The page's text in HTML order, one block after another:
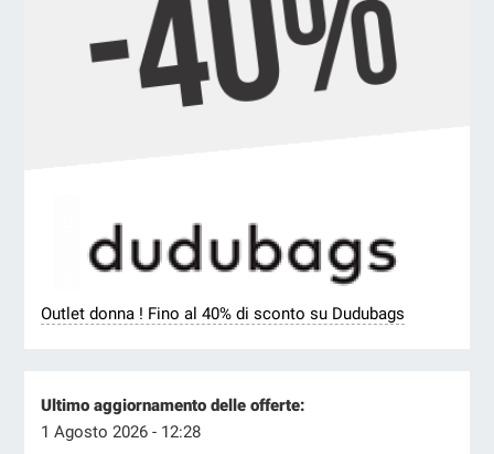
Outlet donna ! Fino al 40% di sconto su Dudubags
Ultimo aggiornamento delle offerte:
1 Agosto 2026 - 12:28